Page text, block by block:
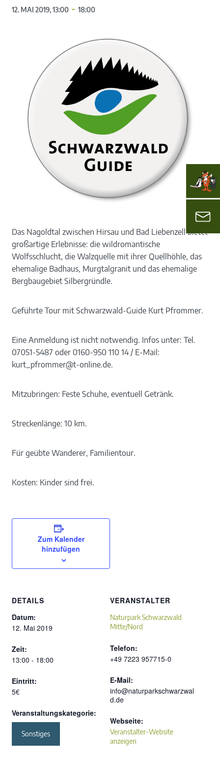
12. MAI 2019, 13:00 - 18:00
Das Nagoldtal zwischen Hirsau und Bad Liebenzell bietet
großartige Erlebnisse: die wildromantische
Wolfsschlucht, die Walzquelle mit ihrer Quellhöhle, das
ehemalige Badhaus, Murgtalgranit und das ehemalige
Bergbaugebiet Silbergründle.
Geführte Tour mit Schwarzwald-Guide Kurt Pfrommer.
Eine Anmeldung ist nicht notwendig. Infos unter: Tel.
07051-5487 oder 0160-950 110 14 / E-Mail:
kurt_pfrommer@t-online.de.
Mitzubringen: Feste Schuhe, eventuell Getränk.
Streckenlänge: 10 km.
Für geübte Wanderer, Familientour.
Kosten: Kinder sind frei.
Zum Kalender
hinzufügen
DETAILS
Datum:
12. Mai 2019
Zeit:
13:00 - 18:00
Eintritt:
5€
Veranstaltungskategorie:
Sonstiges
VERANSTALTER
Naturpark Schwarzwald
Mitte/Nord
Telefon:
+49 7223 957715-0
E-Mail:
info@naturparkschwarzwal
d.de
Webseite:
Veranstalter-Website
anzeigen